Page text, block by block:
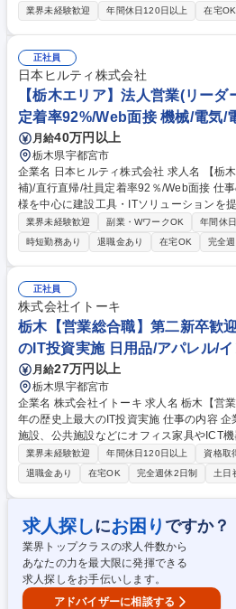
販、導入活動を担当。価格ではなく、世界
対し、営業活動を行います。どのような開
ンでどのような数値を得たいかをヒアリン
握。その後セールスエンジニアとともに技
期管理を行います。 【ミッション】顧客の
係構築をすること。 募集職種 【法人営業/宇都宮市】世界トップクラスの
自動車開発支援ツール/最先端技術貢献
業界未経験歓迎 年間休日120日以上 在宅OK
正社員
日本ヒルティ株式会社
【栃木エリア】法人営業(リー
定着率92%/Web面接 機械/電気/
月給40万円以上
栃木県宇都宮市
企業名 日本ヒルティ株式会社 求人名 【栃木エリア】法人営業(リーダー候
補)/直行直帰/社員定着率92％/Web面接 仕事の内容 当社は建設業界のお客
様を中心に建設工具・ITソリューションを
ィコーポレーションの日本法人です。そん
将来的には営業リーダーとしてご活躍頂きます。 既存顧客への
中心に新規開拓につきましてもお任せ致し
しては、■担当エリアの建設現場を2～3件
の生の声を確認■顧客本社にて経営者などに
訪問し、キーマンと商談 などになります。
て、座学講習、製品デモ、営業動向などを
得可能ですので、未経験の方もご安心下さい。 募集職種 【栃木エ
法人営業(リーダー候補)/直行直帰/社員定着
業界未経験歓迎 副業・WワークOK 年間休
時短勤務あり
退職金あり 在宅OK 完全
正社員
株式会社イトーキ
栃木【営業総合職】第二新卒歓
のIT投資実施 日用品/アパレル/
月給27万円以上
栃木県宇都宮市
企業名 株式会社イトーキ 求人名 栃木【営業総合職】第二新卒歓迎/約130
年の歴史上最大のIT投資実施 仕事の内容 企業や官公庁、医療機関、教育
施設、公共施設などにオフィス家具やICT
するソリューション営業を行っていただき
間そのものを提案する為、社内デザイナー や各分野の専門家とプランを作
成し、提案に向けシナリオ作成をお任せ。
る「モノ」売りではなく、空間デザインを
扱う金額も大きく場合によっては経営者と
【募集背景】働く環境の多様化やオフィス
業が拡大中。売上高は4期連続、営業利益
らなる事業成長と組織強化に向けた増員募集 募集職種 栃木【営業総合
職】第二新卒歓迎/約130年の歴史上最大のIT
業界未経験歓迎 年間休日120日以上 資格取
退職金あり
在宅OK 完全週休2日制 土日
求人探しにお困り ですか？
業界トップクラスの求人件数から
あなたの力を最大限に発揮できる
求人探しをお手伝いします。
アドバイザーに相談する